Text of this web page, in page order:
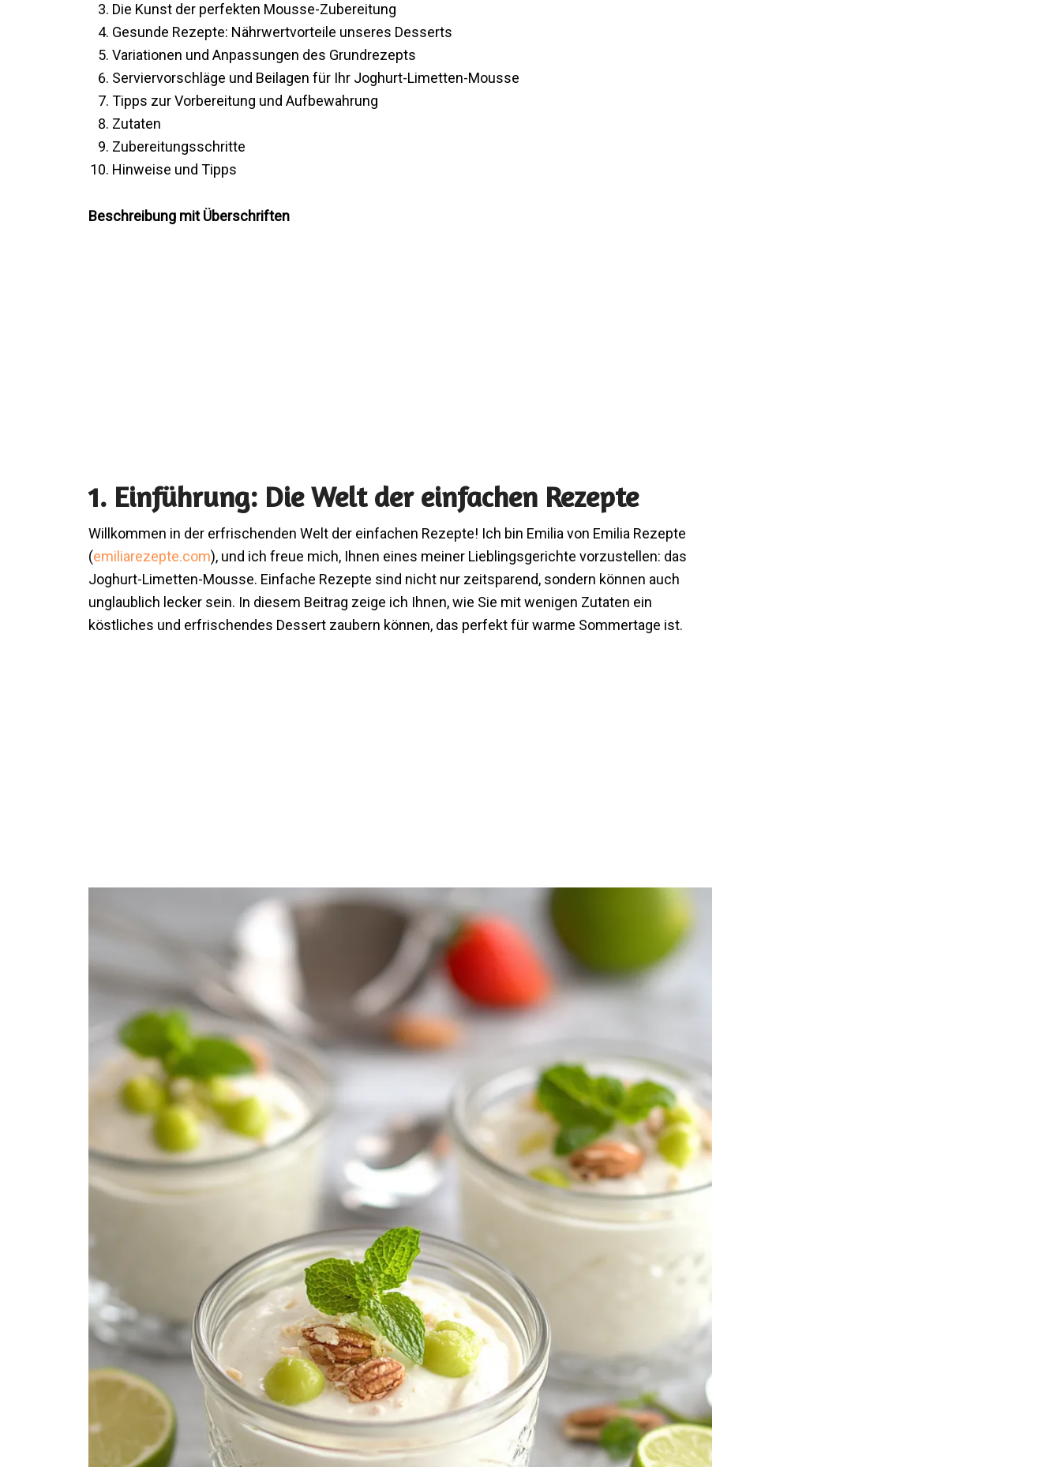
Die Kunst der perfekten Mousse-Zubereitung
Gesunde Rezepte: Nährwertvorteile unseres Desserts
Variationen und Anpassungen des Grundrezepts
Serviervorschläge und Beilagen für Ihr Joghurt-Limetten-Mousse
Tipps zur Vorbereitung und Aufbewahrung
Zutaten
Zubereitungsschritte
Hinweise und Tipps
Beschreibung mit Überschriften
1. Einführung: Die Welt der einfachen Rezepte
Willkommen in der erfrischenden Welt der einfachen Rezepte! Ich bin Emilia von Emilia Rezepte
(emiliarezepte.com), und ich freue mich, Ihnen eines meiner Lieblingsgerichte vorzustellen: das
Joghurt-Limetten-Mousse. Einfache Rezepte sind nicht nur zeitsparend, sondern können auch
unglaublich lecker sein. In diesem Beitrag zeige ich Ihnen, wie Sie mit wenigen Zutaten ein
köstliches und erfrischendes Dessert zaubern können, das perfekt für warme Sommertage ist.